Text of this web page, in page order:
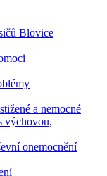
Blovice
a nemocné
výchovou,
onemocnění